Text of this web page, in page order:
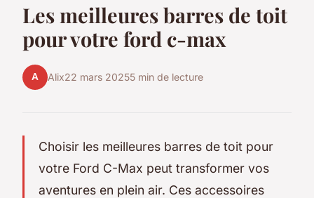
Les meilleures barres de toit
pour votre ford c-max
A Alix22 mars 20255 min de lecture
Choisir les meilleures barres de toit pour
votre Ford C-Max peut transformer vos
aventures en plein air. Ces accessoires